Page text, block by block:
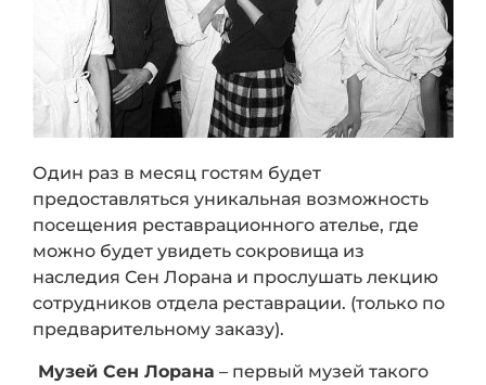
Один раз в месяц гостям будет
предоставляться уникальная возможность
посещения реставрационного ателье, где
можно будет увидеть сокровища из
наследия Сен Лорана и прослушать лекцию
сотрудников отдела реставрации. (только по
предварительному заказу).
Музей Сен Лорана – первый музей такого